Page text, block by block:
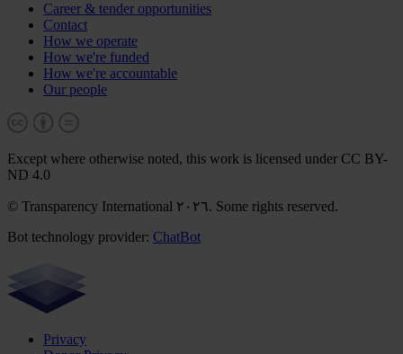
Career & tender opportunities
Contact
How we operate
How we're funded
How we're accountable
Our people
Except where otherwise noted, this work is licensed under CC BY-
ND 4.0
© Transparency International ٢٠٢٦. Some rights reserved.
Bot technology provider: ChatBot
Privacy